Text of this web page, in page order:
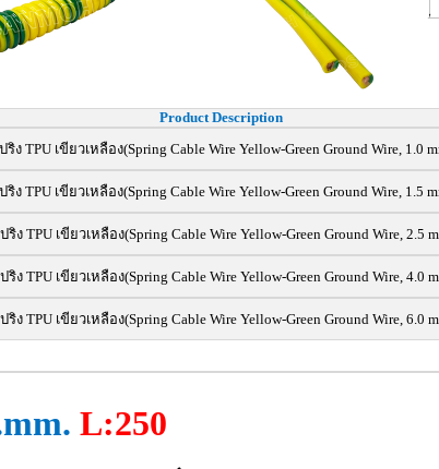
Product Description
ง TPU เขียวเหลือง(Spring Cable Wire Yellow-Green Ground Wire, 1.0
ง TPU เขียวเหลือง(Spring Cable Wire Yellow-Green Ground Wire, 1.5
ง TPU เขียวเหลือง(Spring Cable Wire Yellow-Green Ground Wire, 2.5
ง TPU เขียวเหลือง(Spring Cable Wire Yellow-Green Ground Wire, 4.0
ง TPU เขียวเหลือง(Spring Cable Wire Yellow-Green Ground Wire, 6.0
L:250